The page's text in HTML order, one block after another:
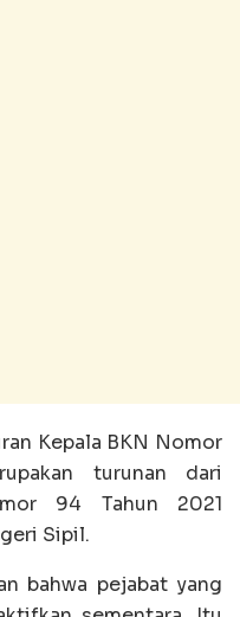
Kepala BKN Nomor
turunan dari
94 Tahun 2021
Sipil.
bahwa pejabat yang